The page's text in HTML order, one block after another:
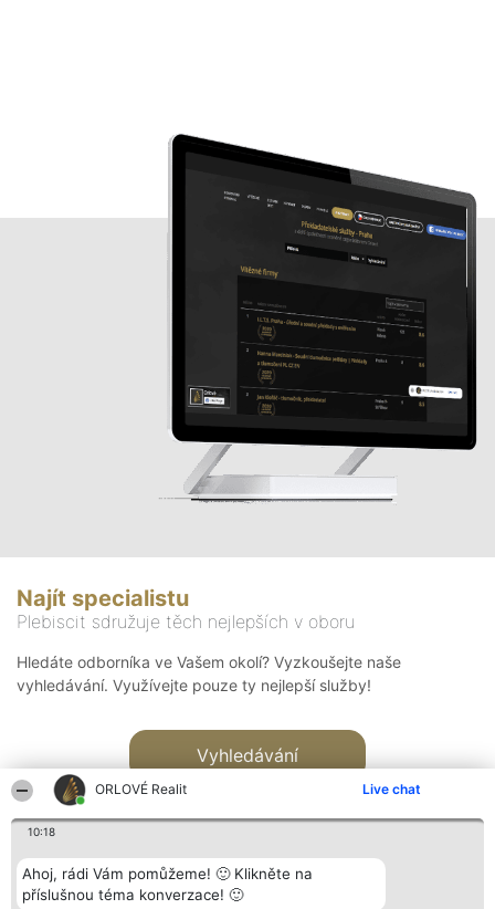
ORLOVÉ Realit Live chat
10:18
Ahoj, rádi Vám pomůžeme! 🙂 Klikněte na
příslušnou téma konverzace! 🙂
Najít specialistu
Plebiscit sdružuje těch nejlepších v oboru
Hledáte odborníka ve Vašem okolí? Vyzkoušejte naše
vyhledávání. Využívejte pouze ty nejlepší služby!
Vyhledávání